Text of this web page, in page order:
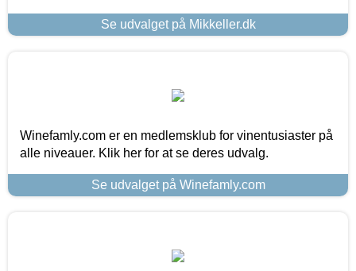
Se udvalget på Mikkeller.dk
Winefamly.com er en medlemsklub for vinentusiaster på
alle niveauer. Klik her for at se deres udvalg.
Se udvalget på Winefamly.com